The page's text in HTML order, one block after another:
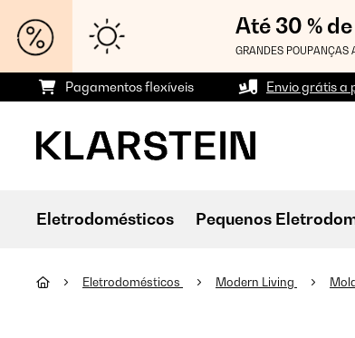
Até 30 %
GRANDES POUPANÇAS
Pagamentos flexíveis Envio grátis a
Eletrodomésticos Pequenos
Eletrodomésticos Modern Living